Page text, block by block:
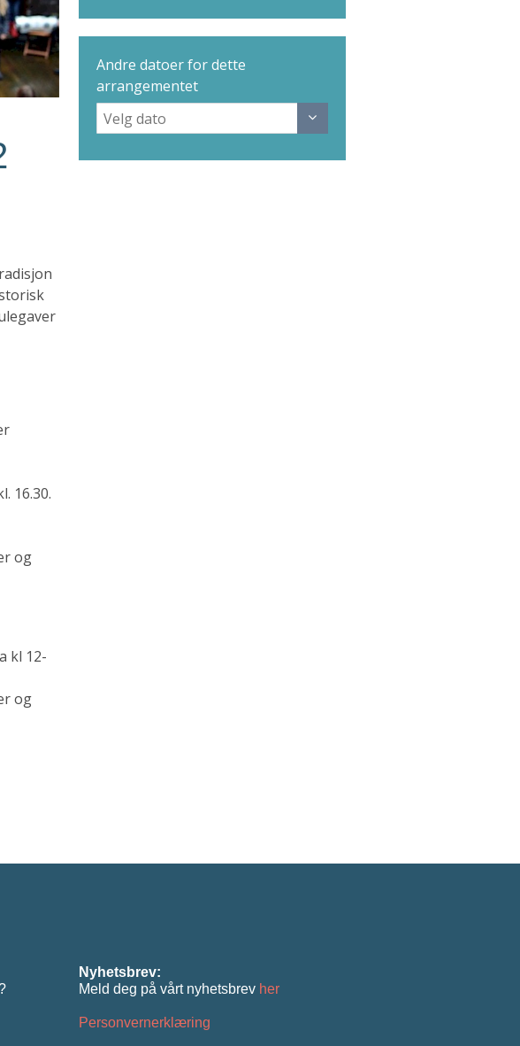
16.30.
og
kl 12-
og
Andre datoer for dette
arrangementet
Nyhetsbrev:
Meld deg på vårt nyhetsbrev her
Personvernerklæring